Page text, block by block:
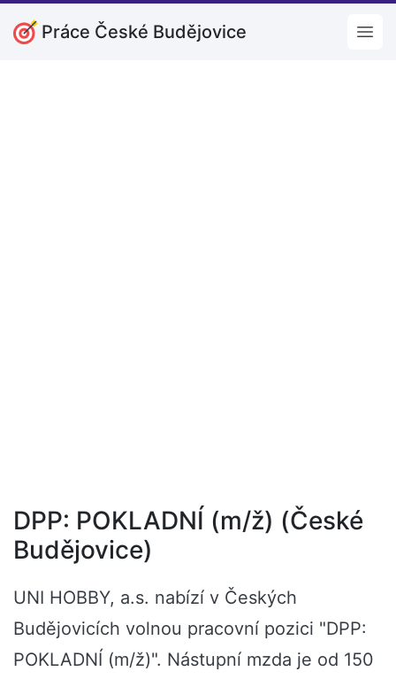
Práce České Budějovice
DPP: POKLADNÍ (m/ž) (České
Budějovice)
UNI HOBBY, a.s. nabízí v Českých
Budějovicích volnou pracovní pozici "DPP:
POKLADNÍ (m/ž)". Nástupní mzda je od 150